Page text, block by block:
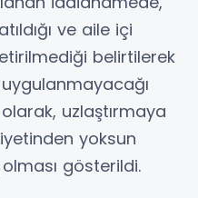
ve aile içi
belirtilerek
uzlaştırmaya
yoksun
gösterildi.